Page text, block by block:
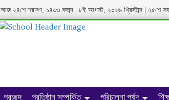
আজ ২৪শে শ্রাবণ, ১৪৩৩ বঙ্গাব্দ| ৮ই আগস্ট, ২০২৬ খ্রিস্টাব্দ| ২৫শে
প্রচ্ছদ প্রতিষ্ঠান সম্পর্কিত পরিচালনা পর্ষদ